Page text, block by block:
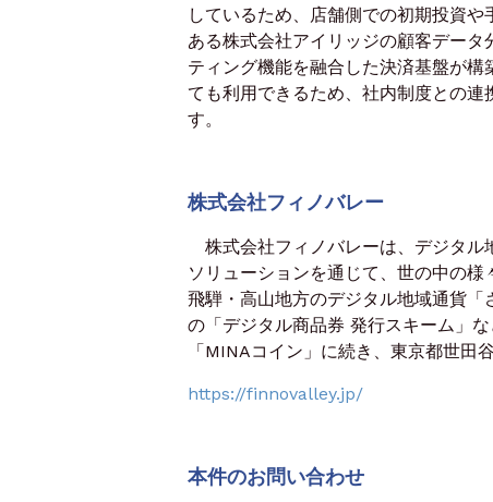
しているため、店舗側での初期投資
ある株式会社アイリッジの顧客デー
ティング機能を融合した決済基盤が
ても利用できるため、社内制度との
す。
株式会社フィノバレー
株式会社フィノバレーは、デジタル
ソリューションを通じて、世の中の
飛騨・高山地方のデジタル地域通貨
の「デジタル商品券 発行スキーム」
「MINAコイン」に続き、東京都世田
https://finnovalley.jp/
本件のお問い合わせ